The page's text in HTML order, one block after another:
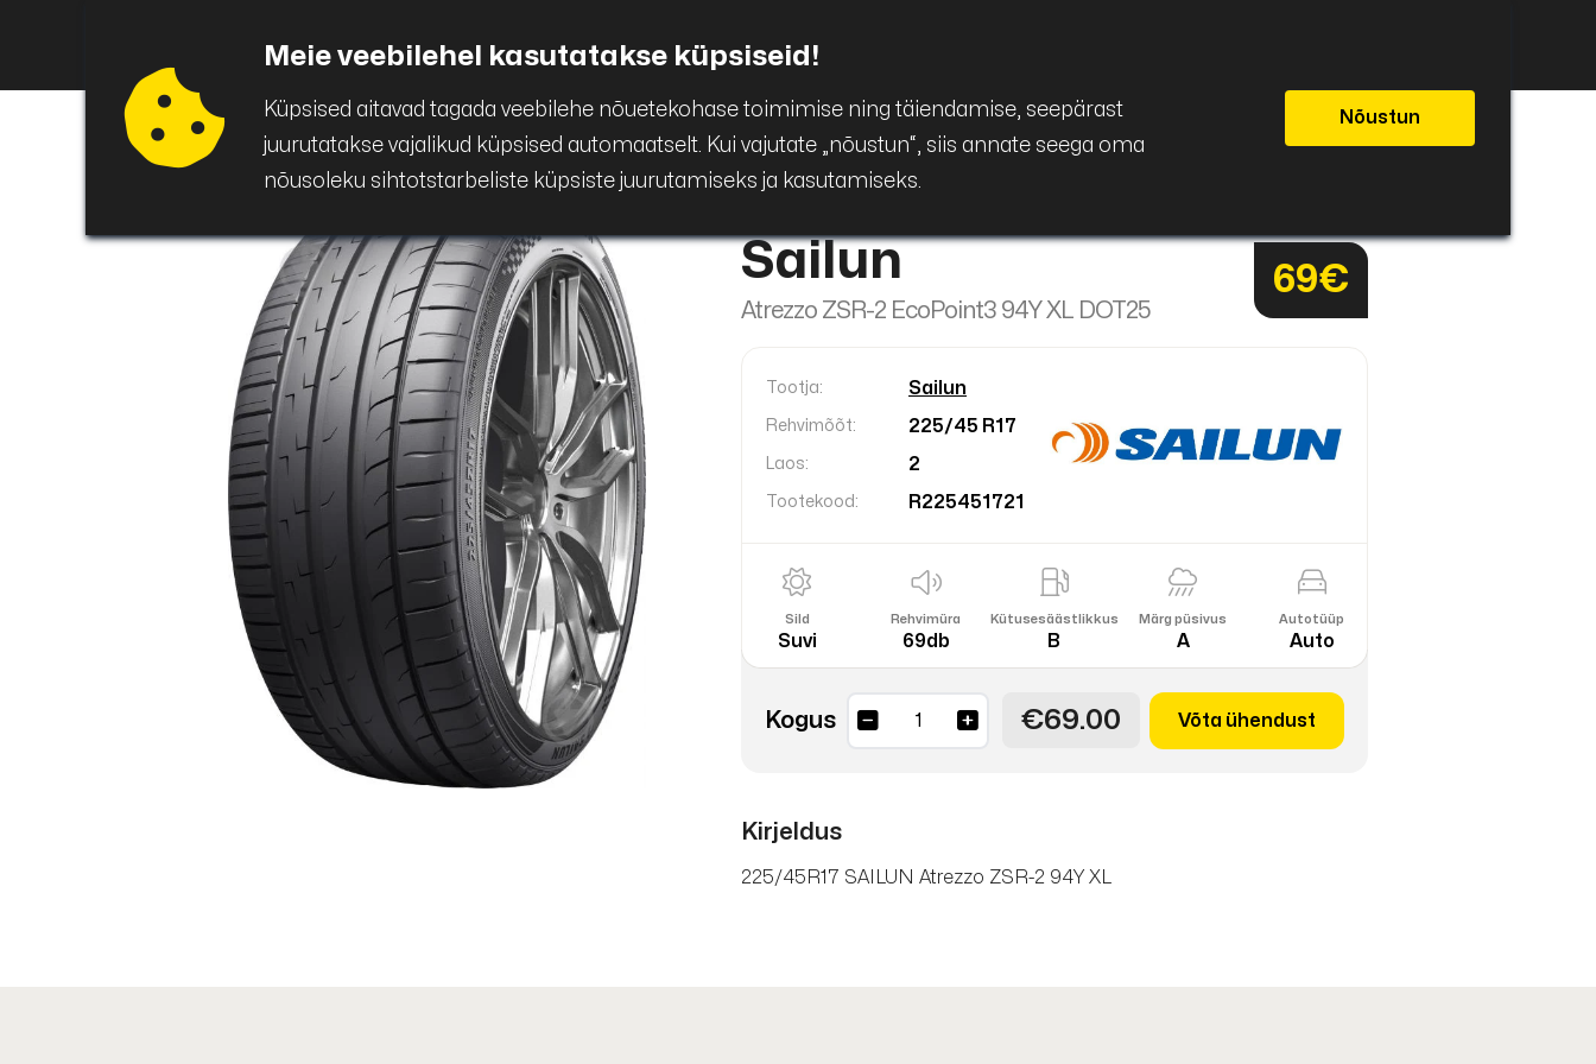
Puigar Avaleht Autokaubad Hinnakiri Firmast
Sailun
Atrezzo ZSR-2 EcoPoint3 94Y XL DOT25
69€
Tootja: Sailun
Rehvimõõt: 225/45 R17
Laos: 2
Tootekood: R225451721
Sild
Suvi
Rehvimüra
69db
Kütusesäästlikkus
B
Märg püsivus
A
Autotüüp
Auto
Kogus
Atrezzo
ZSR-
DOT25
€69.00 Võta ühendust
Kirjeldus
225/45R17 SAILUN Atrezzo ZSR-2 94Y XL
Meie veebilehel kasutatakse küpsiseid!
Küpsised aitavad tagada veebilehe nõuetekohase toimimise ning täiendamise, seepärast
juurutatakse vajalikud küpsised automaatselt. Kui vajutate „nõustun“, siis annate seega oma
nõusoleku sihtotstarbeliste küpsiste juurutamiseks ja kasutamiseks.
Nõustun